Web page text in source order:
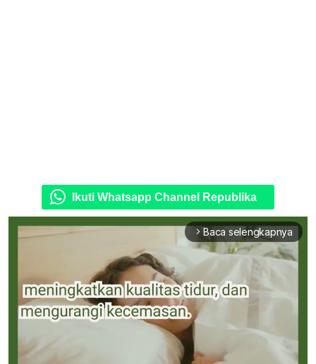
Ikuti Whatsapp Channel Republika
arrow_forward_ios Baca selengkapnya